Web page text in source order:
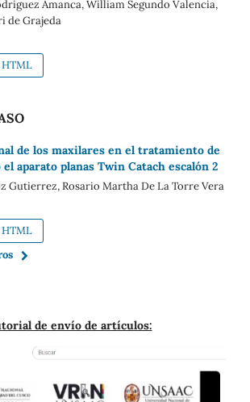
Amanca, William Segundo Valencia,
de Grajeda
HTML
de los maxilares en el tratamiento de
aparato planas Twin Catach escalón 2
Gutierrez, Rosario Martha De La Torre Vera
HTML
de envío de artículos: